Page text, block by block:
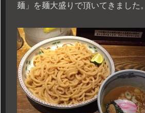
麺」を麺大盛りで頂いてきました。